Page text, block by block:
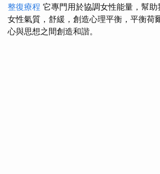
整復療程 它專門用於協調女性能量，幫
女性氣質，舒緩，創造心理平衡，平衡荷
心與思想之間創造和諧。